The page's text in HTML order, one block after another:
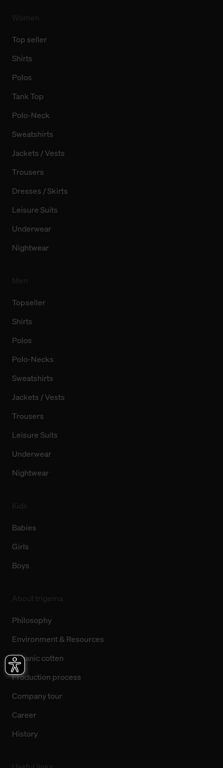
Top seller
Shirts
Polos
Tank Top
Polo-Neck
Sweatshirts
Jackets / Vests
Trousers
Dresses / Skirts
Leisure Suits
Underwear
Nightwear
Topseller
Shirts
Polos
Polo-Necks
Sweatshirts
Jackets / Vests
Trousers
Leisure Suits
Underwear
Nightwear
Babies
Girls
Boys
Philosophy
Environment & Resources
Organic cotten
Production process
Company tour
Career
History